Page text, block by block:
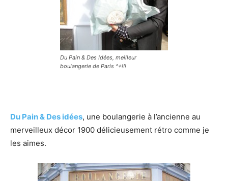
Du Pain & Des Idées, meilleur
boulangerie de Paris ^+!!!
Du Pain & Des idées, une boulangerie à l’ancienne au
merveilleux décor 1900 délicieusement rétro comme je
les aimes.